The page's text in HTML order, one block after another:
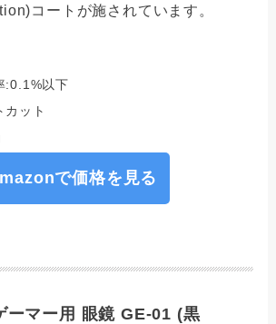
コートが施されています。
:0.1%以下
カット
で価格を見る
ーマー用 眼鏡 GE-01 (黒